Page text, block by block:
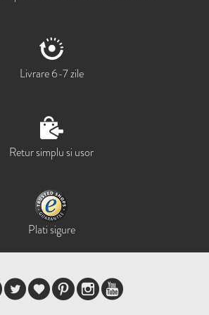
Livrare 6-7 zile
Retur simplu si usor
Plati sigure